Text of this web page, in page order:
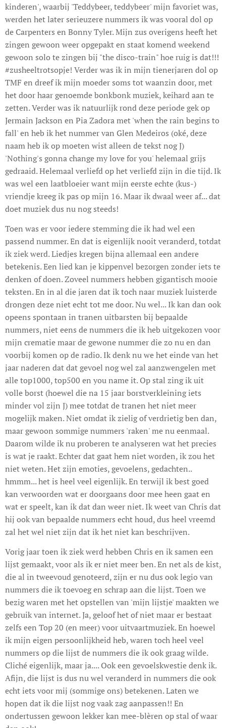
kinderen', waarbij 'Teddybeer, teddybeer' mijn favoriet was,
werden het later serieuzere nummers ik was vooral dol op
de Carpenters en Bonny Tyler. Mijn zus overigens heeft het
zingen gewoon weer opgepakt en staat komend weekend
gewoon solo te zingen bij "the disco-train" hoe ruig is dat!!!
#zusheeltrotsopje! Verder was ik in mijn tienerjaren dol op
TMF en dreef ik mijn moeder soms tot waanzin door, met
het door haar genoemde bonkbonk muziek, keihard aan te
zetten. Verder was ik natuurlijk rond deze periode gek op
Jermain Jackson en Pia Zadora met 'when the rain begins to
fall' en heb ik het nummer van Glen Medeiros (oké, deze
naam heb ik op moeten wist alleen de tekst nog J)
'Nothing's gonna change my love for you' helemaal grijs
gedraaid. Helemaal verliefd op het verliefd zijn in die tijd. Ik
was wel een laatbloeier want mijn eerste echte (kus-)
vriendje kreeg ik pas op mijn 16. Maar ik dwaal weer af... dat
doet muziek dus nu nog steeds!
Toen was er voor iedere stemming die ik had wel een
passend nummer. En dat is eigenlijk nooit veranderd, totdat
ik ziek werd. Liedjes kregen bijna allemaal een andere
betekenis. Een lied kan je kippenvel bezorgen zonder iets te
denken of doen. Zoveel nummers hebben gigantisch mooie
teksten. En in al die jaren dat ik toch naar muziek luisterde
drongen deze niet echt tot me door. Nu wel... Ik kan dan ook
opeens spontaan in tranen uitbarsten bij bepaalde
nummers, niet eens de nummers die ik heb uitgekozen voor
mijn crematie maar de gewone nummer die zo nu en dan
voorbij komen op de radio. Ik denk nu we het einde van het
jaar naderen dat dat gevoel nog wel zal aanzwengelen met
alle top1000, top500 en you name it. Op stal zing ik uit
volle borst (hoewel die na 15 jaar borstverkleining iets
minder vol zijn J) mee totdat de tranen het niet meer
mogelijk maken. Niet omdat ik zielig of verdrietig ben dan,
maar gewoon sommige nummers 'raken' me nu eenmaal.
Daarom wilde ik nu proberen te analyseren wat het precies
is wat je raakt. Echter dat gaat hem niet worden, ik zou het
niet weten. Het zijn emoties, gevoelens, gedachten..
hmmm... het is heel veel eigenlijk. En terwijl ik best goed
kan verwoorden wat er doorgaans door mee heen gaat en
wat er speelt, kan ik dat dan weer niet. Ik weet van Chris dat
hij ook van bepaalde nummers echt houd, dus heel vreemd
zal het wel niet zijn dat ik het niet kan beschrijven.
Vorig jaar toen ik ziek werd hebben Chris en ik samen een
lijst gemaakt, voor als ik er niet meer ben. En net als de kist,
die al in tweevoud genoteerd, zijn er nu dus ook legio van
nummers die ik toevoeg en schrap aan die lijst. Toen we
bezig waren met het opstellen van 'mijn lijstje' maakten we
gebruik van internet. Ja, geloof het of niet maar er bestaat
zelfs een Top 20 (en meer) voor uitvaartmuziek. En hoewel
ik mijn eigen persoonlijkheid heb, waren toch heel veel
nummers op die lijst de nummers die ik ook graag wilde.
Cliché eigenlijk, maar ja.... Ook een gevoelskwestie denk ik.
Afijn, die lijst is dus nu wel veranderd in nummers die ook
echt iets voor mij (sommige ons) betekenen. Laten we
hopen dat ik die lijst nog vaak zag aanpassen!! En
ondertussen gewoon lekker kan mee-blèren op stal of waar